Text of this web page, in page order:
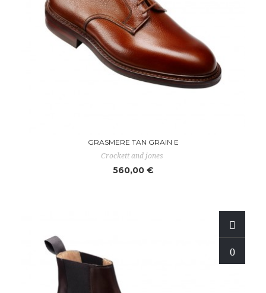
GRASMERE TAN GRAIN E
Crockett and jones
560,00 €